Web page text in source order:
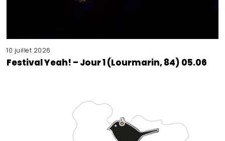
10 juillet 2026
Festival Yeah! – Jour 1 (Lourmarin, 84) 05.06